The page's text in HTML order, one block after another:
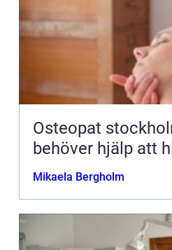
Osteopat stockholm när
behöver hjälp att
Mikaela Bergholm